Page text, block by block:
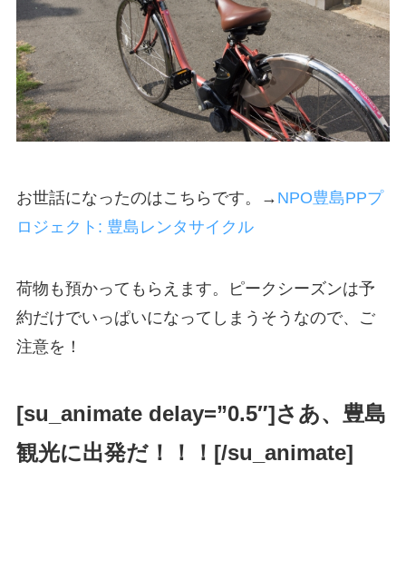
お世話になったのはこちらです。→ NPO豊島PPプ
ロジェクト: 豊島レンタサイクル
荷物も預かってもらえます。ピークシーズンは予
約だけでいっぱいになってしまうそうなので、ご
注意を！
[su_animate delay=”0.5″]さあ、豊島
観光に出発だ！！！ [/su_animate]